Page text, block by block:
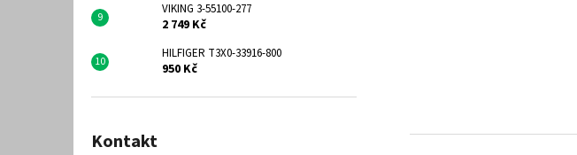
VIKING 3-55100-277
2 749 Kč
HILFIGER T3X0-33916-800
950 Kč
Kontakt